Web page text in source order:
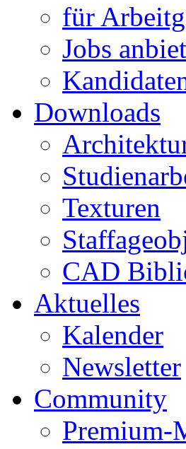
für
Jobs
Downloads
Texturen
CAD
Aktuelles
Kalender
Newsletter
Community
Premium-